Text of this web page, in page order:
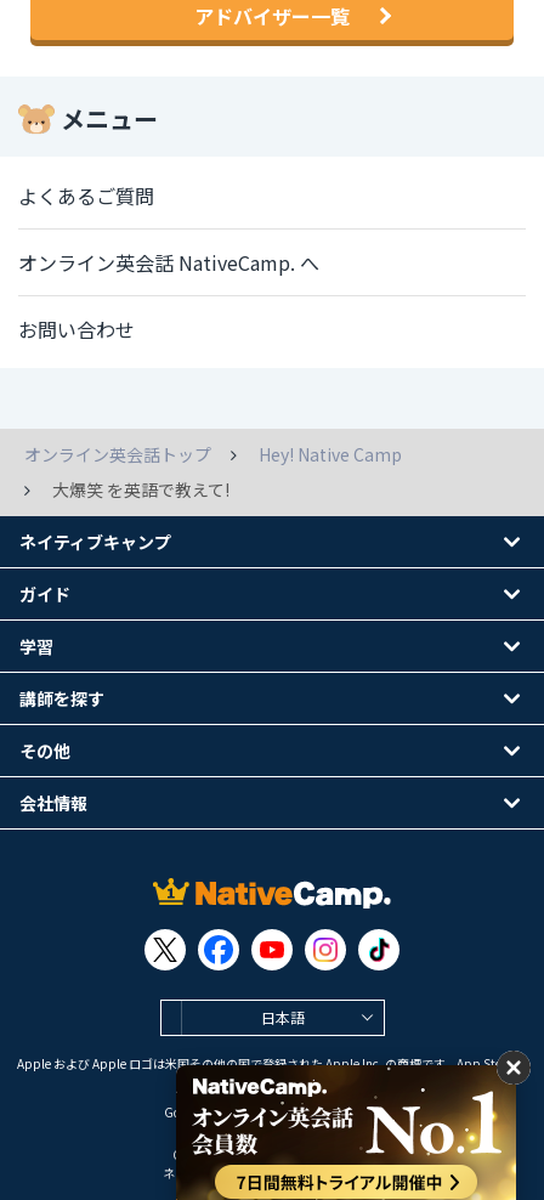
アドバイザー一覧
メニュー
よくあるご質問
オンライン英会話 NativeCamp. へ
お問い合わせ
オンライン英会話トップ
Hey! Native Camp
大爆笑 を英語で教えて!
日本語
Apple および Apple ロゴは米国その他の国で登録された Apple Inc. の商標です。App Store は
Apple Inc. のサービスマークです。
Google Play は Google LLC の商標です。
Copyright © 2026 オンライン英会話
ネイティブキャンプ All Rights Reserved.
ネイティブキャンプ
ガイド
学習
講師を探す
その他
会社情報